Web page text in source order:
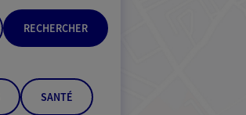
RECHERCHER
SANTÉ